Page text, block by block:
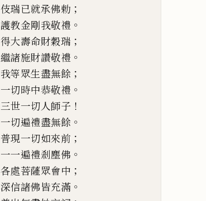
伎瑞已就承佛勅 ；
護教金剛我敬禮 。
得大壽命財穀瑞 ；
繼諸施財讚敬禮 。
我等眾生盡無餘 ；
一切時中恭敬禮 。
三世一切人師子 ！
一切遍禮盡無餘 。
普現一切如來前 ；
一一遍禮剎塵佛 。
各處菩薩眾會中 ；
深信諸佛皆充滿 。